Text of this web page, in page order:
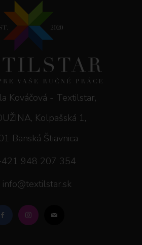
Kováčová - Textilstar,
Kolpašská 1,
Banská Štiavnica
948 207 354
info@textilstar.sk